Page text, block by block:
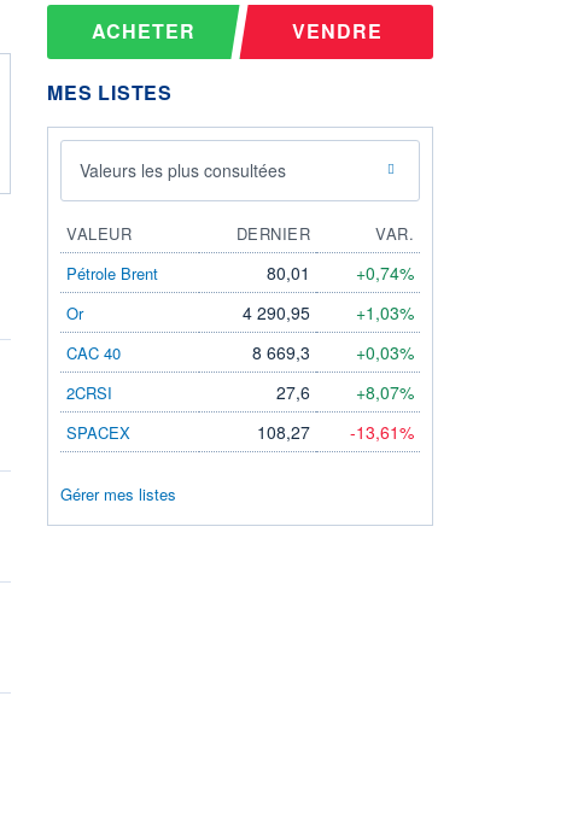
ACHETER VENDRE
MES LISTES
Valeurs les plus consultées
VALEUR DERNIER
VAR.
Pétrole Brent
80,01 +0,74%
Or 4 290,95 +1,03%
CAC 40 8 669,3 +0,03%
2CRSI 27,6 +8,07%
SPACEX 108,27 -13,61%
Gérer mes listes